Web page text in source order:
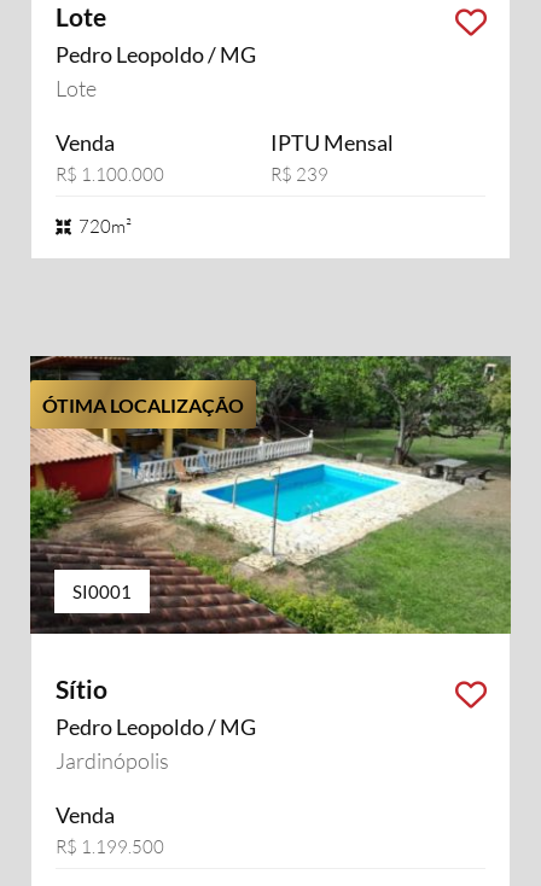
Lote
Pedro Leopoldo / MG
Lote
Venda
R$ 1.100.000
IPTU Mensal
R$ 239
720m²
ÓTIMA LOCALIZAÇÃO
SI0001
Sítio
Pedro Leopoldo / MG
Jardinópolis
Venda
R$ 1.199.500